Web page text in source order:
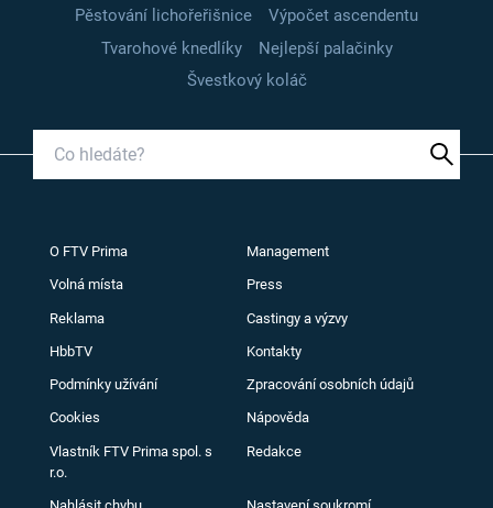
Pěstování lichořeřišnice
Výpočet ascendentu
Tvarohové knedlíky
Nejlepší palačinky
Švestkový koláč
O FTV Prima Management
Volná místa Press
Reklama Castingy a výzvy
HbbTV Kontakty
Podmínky užívání Zpracování osobních údajů
Cookies Nápověda
Vlastník FTV Prima spol. s
r.o.
Redakce